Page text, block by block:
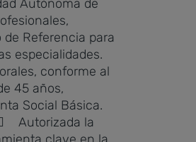
Autónoma de
Referencia para
especialidades.
conforme al
45 años,
Social Básica.
Autorizada la
clave en la